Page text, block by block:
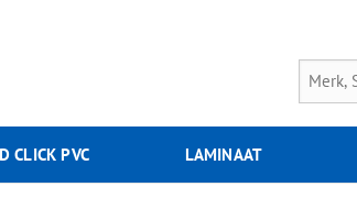
CLICK PVC LAMINAAT